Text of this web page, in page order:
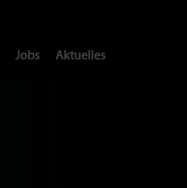
Jobs Aktuelles